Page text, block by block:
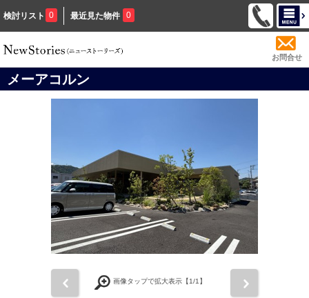
検討リスト 0 最近見た物件 0
お問合せ
メーアコルン
画像タップで拡大表示【1/1】